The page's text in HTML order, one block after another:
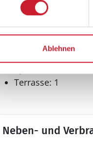
Ablehnen
Aussenbereich
Gartenmöbel
Terrasse: 1
Neben- und